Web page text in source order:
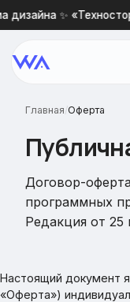
✨ «Техностор»
Главная/Оферта
Договор-
программных
Редакция от 25
Настоящий документ
«Оферта»)